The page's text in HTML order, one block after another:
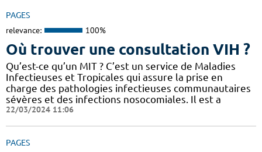
PAGES
relevance: 100%
Où trouver une consultation VIH ?
Qu’est-ce qu’un MIT ? C’est un service de Maladies
Infectieuses et Tropicales qui assure la prise en
charge des pathologies infectieuses communautaires
sévères et des infections nosocomiales. Il est a
22/03/2024 11:06
PAGES